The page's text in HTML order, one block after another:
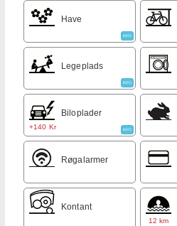
Have
INFO
Legeplads
INFO
+140 Kr
Biloplader
INFO
Røgalarmer
Kontant
12 km